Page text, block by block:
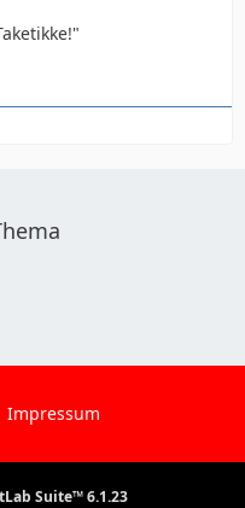
Impressum
Suite™ 6.1.23